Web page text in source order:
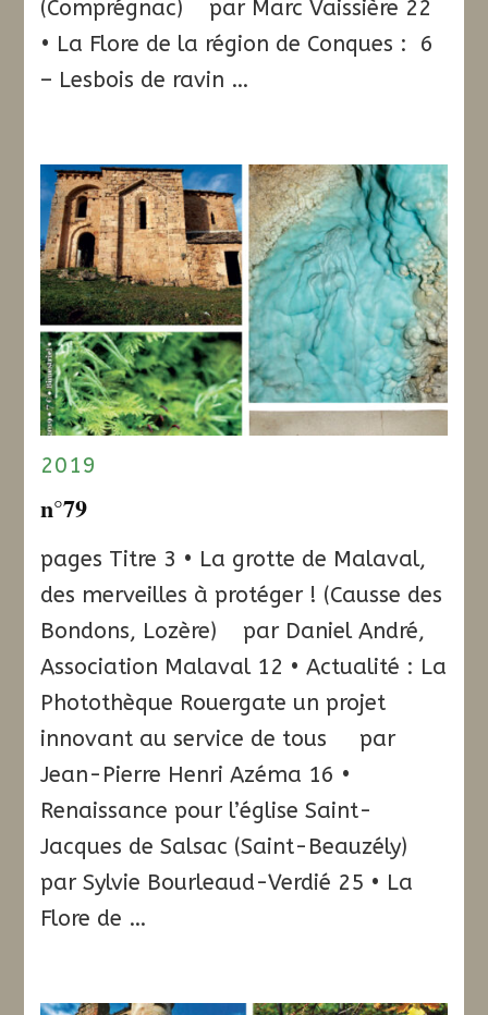
(Comprégnac) par Marc Vaissière 22
• La Flore de la région de Conques : 6
– Lesbois de ravin …
2019
n°79
pages Titre 3 • La grotte de Malaval,
des merveilles à protéger ! (Causse des
Bondons, Lozère) par Daniel André,
Association Malaval 12 • Actualité : La
Photothèque Rouergate un projet
innovant au service de tous par
Jean-Pierre Henri Azéma 16 •
Renaissance pour l’église Saint-
Jacques de Salsac (Saint-Beauzély)
par Sylvie Bourleaud-Verdié 25 • La
Flore de …